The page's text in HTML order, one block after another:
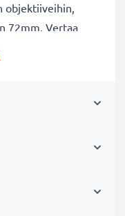
objektiiveihin,
72mm. Vertaa
korjaa UV-valon